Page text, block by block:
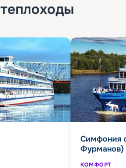
теплоходы
Симфония
Фурманов)
КОМФОРТ